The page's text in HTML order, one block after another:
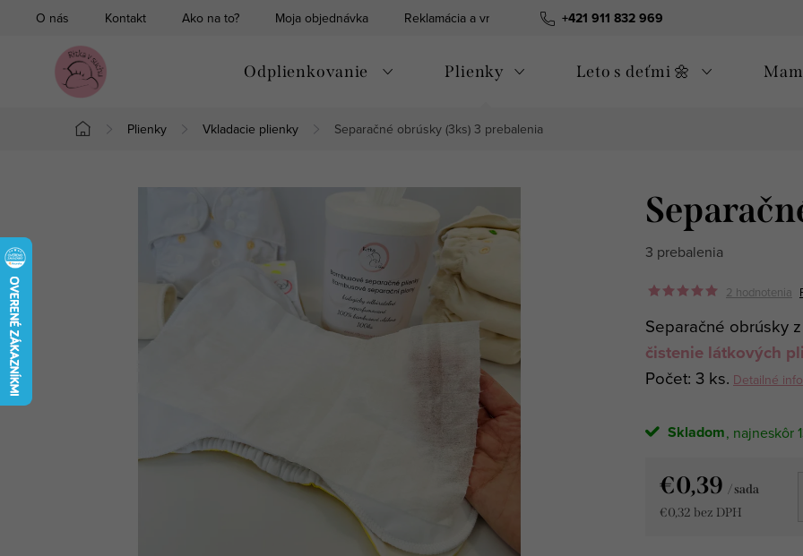
+421 911 832 969
O nás Kontakt Ako na to? Moja objednávka Reklamácia a vrátenie tovaru Všeobecné obchodné podmienky
Odplienkovanie Plienky Leto s deťmi 🌼
Domov
Plienky Vkladacie plienky Separačné obrúsky (3ks) 3 prebalenia
3 prebalenia
2 hodnotenia
Separačné obrúsky
čistenie látkových
Počet: 3 ks. Detailné
Skladom
€0,39 / sada
€0,32 bez DPH